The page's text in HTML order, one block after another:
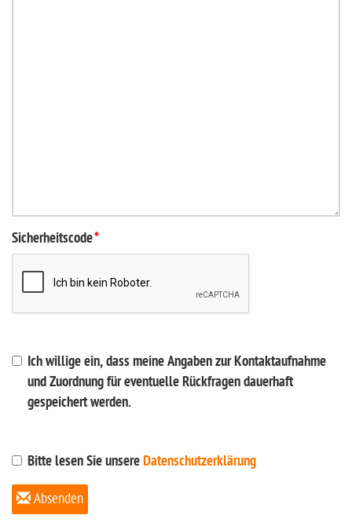
Sicherheitscode*
Ich willige ein, dass meine Angaben zur Kontaktaufnahme
und Zuordnung für eventuelle Rückfragen dauerhaft
gespeichert werden.
Bitte lesen Sie unsereDatenschutzerklärung
Absenden